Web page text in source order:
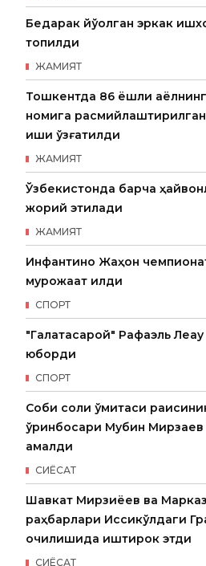
Бедарак йўқолган эркак
топилди
ЖАМИЯТ
Тошкентда 86 ёшли
номига
иши қўзғатилди
ЖАМИЯТ
Ўзбекистонда барча
жорий этилади
ЖАМИЯТ
Инфантино Жаҳон
мурожаат қилди
СПОРТ
"Галатасарой" Рафаэль
юборди
СПОРТ
Собиқ солиқ қўмитаси
ўринбосари Мубин Мирзаев
қамалди
СИËСАТ
Шавкат Мирзиёев ва
раҳбарлари Иссиқкўлдаги
очилишида иштирок этди
СИËСАТ